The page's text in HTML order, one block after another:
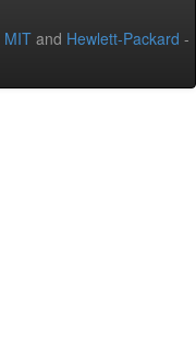
MIT and Hewlett-Packard -